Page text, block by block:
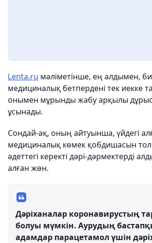
Lenta.ru мәліметінше, ең алдымен,
медициналық бетпердені тек иекке
онымен мұрынды жабу арқылы
ұсынады.
Сондай-ақ, оның айтуынша, үйдегі
медициналық көмек қобдишасын
әдеттегі керекті дәрі-дәрмектерді
алған жөн.
Дәріханалар коронавирустың
болуы мүмкін. Аурудың
адамдар парацетамол үшін